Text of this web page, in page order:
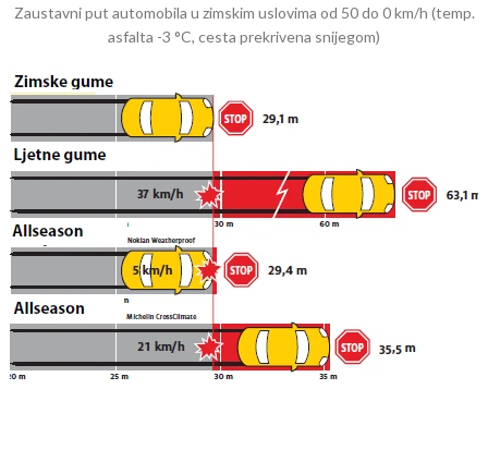
Zaustavni put automobila u zimskim uslovima od 50 do 0 km/h (temp.
asfalta -3 °C, cesta prekrivena snijegom)